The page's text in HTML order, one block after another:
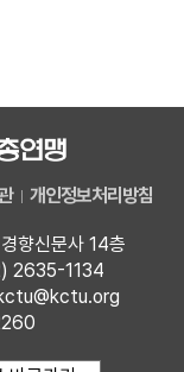
개인정보처리방침
향신문사 14층
2635-1134